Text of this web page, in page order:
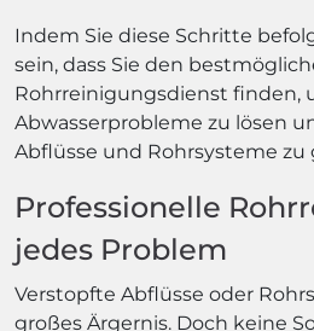
Indem Sie diese Schritte
sein, dass Sie den
Rohrreinigungsdienst finden,
Abwasserprobleme zu lösen
Abflüsse und Rohrsysteme zu
Professionelle
jedes Problem
Verstopfte Abflüsse oder
großes Ärgernis. Doch keine